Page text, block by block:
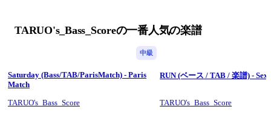
各セクションの先頭に歌詞を記載し、演奏箇所をわかりやすく
反復記号を用いず、演奏中でも見やすくしています。
TARUO's_Bass_Scoreの一番人気の楽譜
中級
Saturday (Bass/TAB/ParisMatch) - Paris
Match
TARUO's_Bass_Score
RUN (ベース / TAB / 楽譜) -
TARUO's_Bass_Score